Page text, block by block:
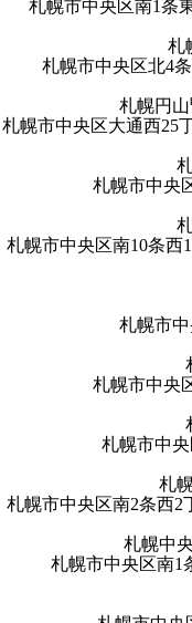
札幌市中央区南1条
札
札幌市中央区北4
札幌円
札幌市中央区大通西25
札幌市中央
札幌市中央区南10条西
札幌市
札幌市中央
札幌市中
札
札幌市中央区南2条西2
札幌中
札幌市中央区南1